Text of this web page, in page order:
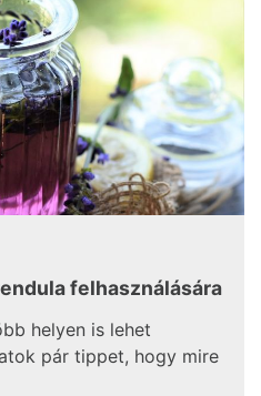
felhasználására
helyen is lehet
pár tippet, hogy mire